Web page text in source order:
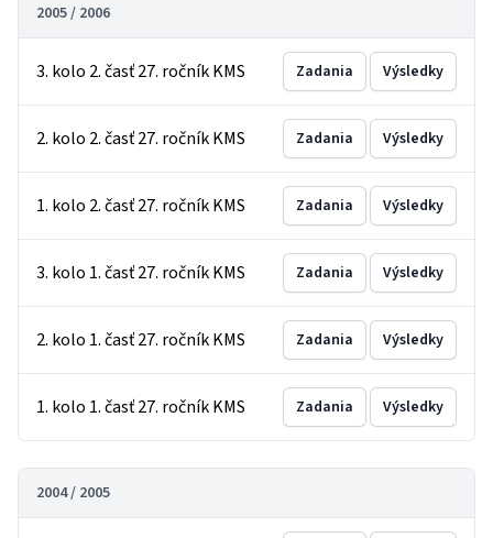
2005 / 2006
3. kolo 2. časť 27. ročník KMS Zadania Výsledky
2. kolo 2. časť 27. ročník KMS Zadania Výsledky
1. kolo 2. časť 27. ročník KMS Zadania Výsledky
3. kolo 1. časť 27. ročník KMS Zadania Výsledky
2. kolo 1. časť 27. ročník KMS Zadania Výsledky
1. kolo 1. časť 27. ročník KMS Zadania Výsledky
2004 / 2005